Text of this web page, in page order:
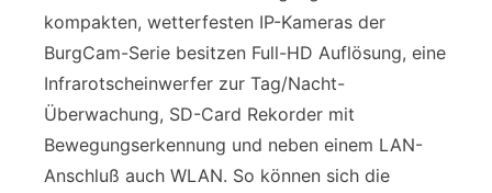
kompakten, wetterfesten IP-Kameras der
BurgCam-Serie besitzen Full-HD Auflösung, eine
Infrarotscheinwerfer zur Tag/Nacht-
Überwachung, SD-Card Rekorder mit
Bewegungserkennung und neben einem LAN-
Anschluß auch WLAN. So können sich die